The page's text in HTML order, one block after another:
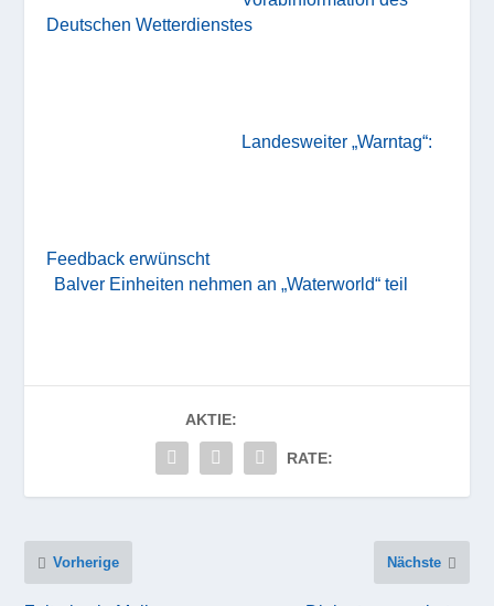
Deutschen Wetterdienstes
Landesweiter „Warntag“:
Feedback erwünscht
Balver Einheiten nehmen an „Waterworld“ teil
AKTIE:
RATE:
Vorherige Nächste